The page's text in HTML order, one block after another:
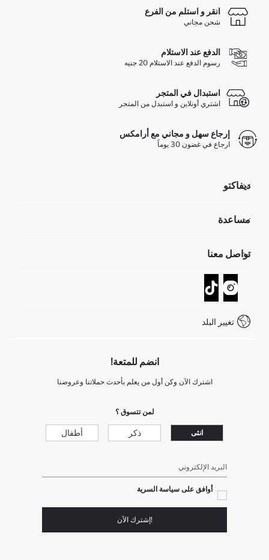
انقر و استلم من الفرع
شحن مجاني
الدفع عند الاستلام
رسوم الدفع عند الاستلام 20 جنيه
استبدال في المتجر
اشتري أونلاين و استبدل من المتجر
إرجاع سهل و مجاني مع أرامكس
ارجاع في غضون 30 يوماً
ديفاكتو
تعرف علينا
GIFT CLUB
مساعدة
عمليات الارجاع و الاستبدال السهلة
تتبع الشحنة
كيف يمكنك التسوق في ديفاكتو ؟
كيف تدفع في ديفاكتو؟
شروط المنافسة
تواصل معنا
نموذج الاتصال
خدمة العملاء
Call Center 19782
تغيير البلد
انضم للمتعة!
اشترك الآن وكن أول من يعلم بأحدث حملاتنا وعروضنا
لمن تتسوق ؟
انثى ذكر أطفال
البريد الإلكتروني
أوافق على سياسة السرية
!إشترك الآن